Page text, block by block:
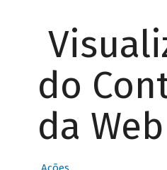
do
da Web